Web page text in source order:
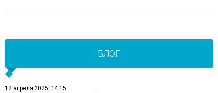
БЛОГ
12 апреля 2025, 14:15